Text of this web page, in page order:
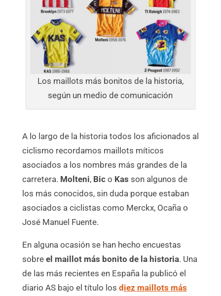
Los maillots más bonitos de la historia,
según un medio de comunicación
A lo largo de la historia todos los aficionados al
ciclismo recordamos maillots míticos
asociados a los nombres más grandes de la
carretera. Molteni, Bico Kas son algunos de
los más conocidos, sin duda porque estaban
asociados a ciclistas como Merckx, Ocaña o
José Manuel Fuente.
En alguna ocasión se han hecho encuestas
sobre el maillot más bonito de la historia. Una
de las más recientes en España la publicó el
diario AS bajo el título los diez maillots más